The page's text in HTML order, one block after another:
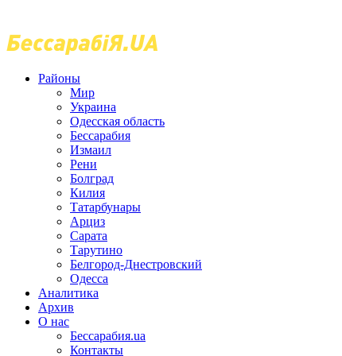
Районы
Мир
Украина
Одесская область
Бессарабия
Измаил
Рени
Болград
Килия
Татарбунары
Арциз
Сарата
Тарутино
Белгород-Днестровский
Одесса
Аналитика
Архив
О нас
Бессарабия.ua
Контакты